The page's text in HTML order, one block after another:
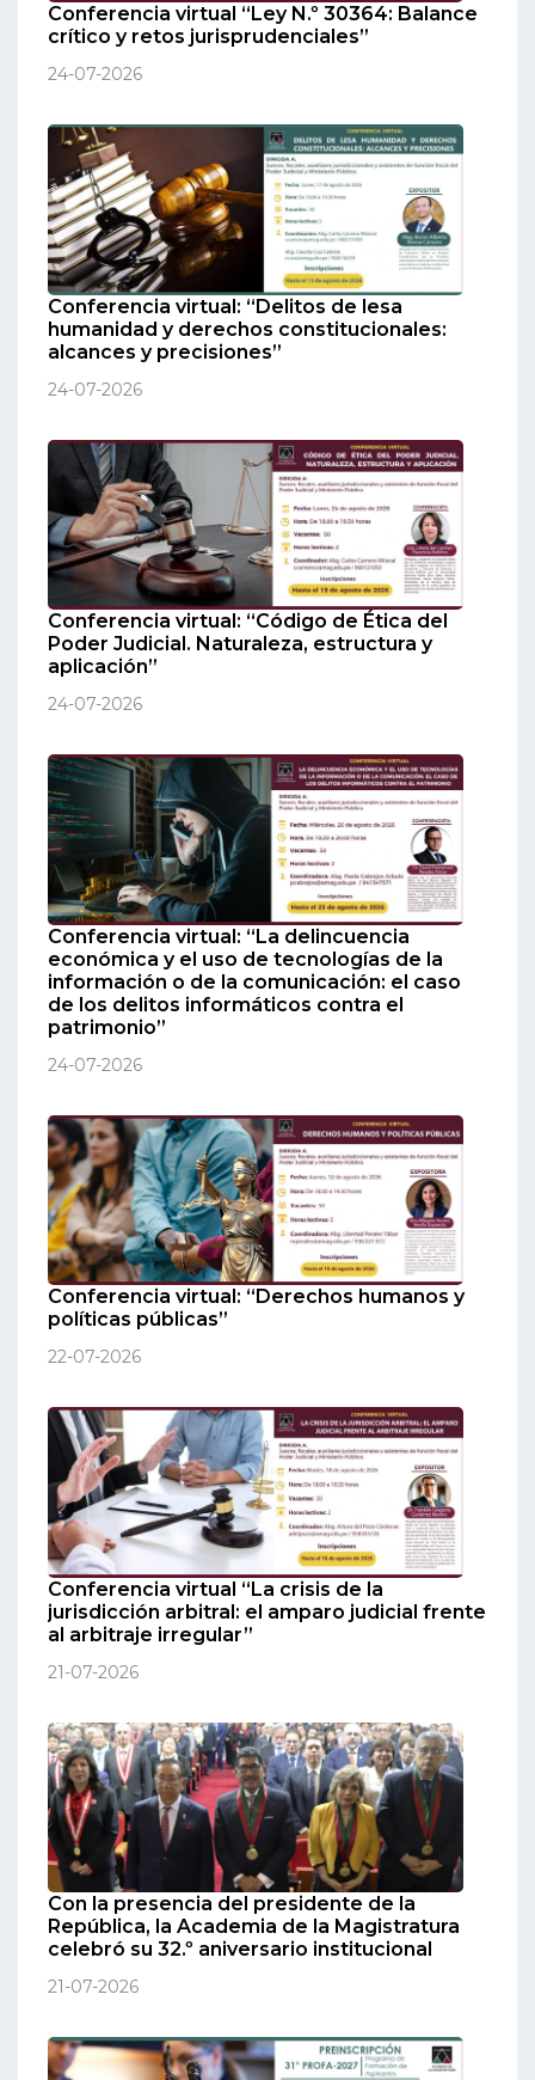
Conferencia virtual “Ley N.º 30364: Balance
crítico y retos jurisprudenciales”
24-07-2026
Conferencia virtual: “Delitos de lesa
humanidad y derechos constitucionales:
alcances y precisiones”
24-07-2026
Conferencia virtual: “Código de Ética del
Poder Judicial. Naturaleza, estructura y
aplicación”
24-07-2026
Conferencia virtual: “La delincuencia
económica y el uso de tecnologías de la
información o de la comunicación: el caso
de los delitos informáticos contra el
patrimonio”
24-07-2026
Conferencia virtual: “Derechos humanos y
políticas públicas”
22-07-2026
Conferencia virtual “La crisis de la
jurisdicción arbitral: el amparo judicial frente
al arbitraje irregular”
21-07-2026
Con la presencia del presidente de la
República, la Academia de la Magistratura
celebró su 32.º aniversario institucional
21-07-2026